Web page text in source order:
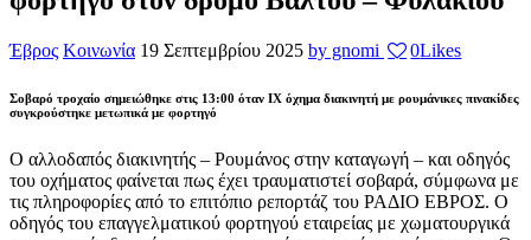
Έβρος Κοινωνία 19 Σεπτεμβρίου 2025 by gnomi 0Likes
Σοβαρό τροχαίο σημειώθηκε στις 13:00 όταν ΙΧ όχημα διακινητή με ρουμάνικες πινακίδες
συγκρούστηκε μετωπικά με φορτηγό
Ο αλλοδαπός διακινητής – Ρουμάνος στην καταγωγή – και οδηγός
του οχήματος φαίνεται πως έχει τραυματιστεί σοβαρά, σύμφωνα με
τις πληροφορίες από το επιτόπιο ρεπορτάζ του ΡΑΔΙΟ ΕΒΡΟΣ. Ο
οδηγός του επαγγελματικού φορτηγού εταιρείας με χωματουργικά